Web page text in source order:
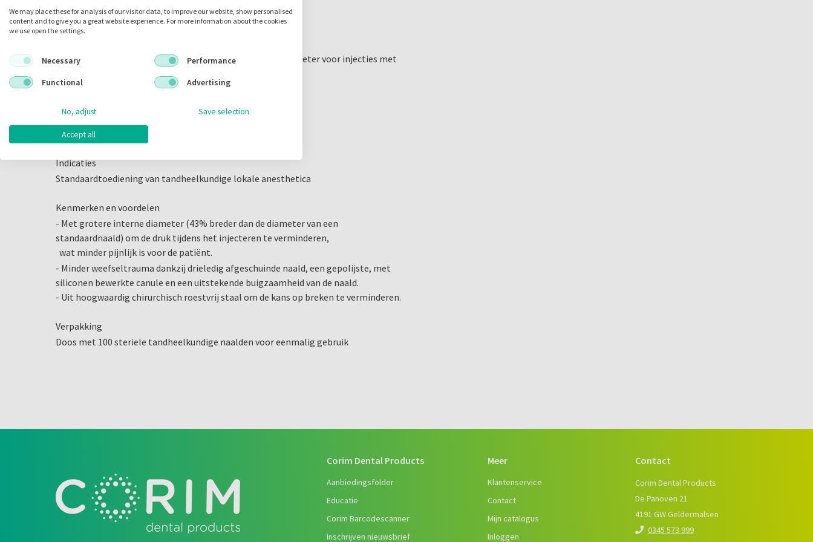
Septoject XL
Scherpe naald met drie vlakken en een grotere interne diameter voor injecties met
- Vereist minder inspanning om te injecteren
- Verhoogde flexibiliteit
Indicaties
Standaardtoediening van tandheelkundige lokale anesthetica
Kenmerken en voordelen
- Met grotere interne diameter (43% breder dan de diameter van een
standaardnaald) om de druk tijdens het injecteren te verminderen,
wat minder pijnlijk is voor de patiënt.
- Minder weefseltrauma dankzij drieledig afgeschuinde naald, een gepolijste, met
siliconen bewerkte canule en een uitstekende buigzaamheid van de naald.
- Uit hoogwaardig chirurchisch roestvrij staal om de kans op breken te verminderen.
Verpakking
Doos met 100 steriele tandheelkundige naalden voor eenmalig gebruik
Corim Dental Products
Aanbiedingsfolder
Educatie
Corim Barcodescanner
Inschrijven nieuwsbrief
Meer
Klantenservice
Contact
Mijn catalogus
Inloggen
Contact
Corim Dental Products
De Panoven 21
4191 GW Geldermalsen
0345 573 999
We may place these for analysis of our visitor data, to improve our website, show personalised
content and to give you a great website experience. For more information about the cookies
we use open the settings.
Necessary
Performance
Functional
Advertising
No, adjust Save selection
Accept all